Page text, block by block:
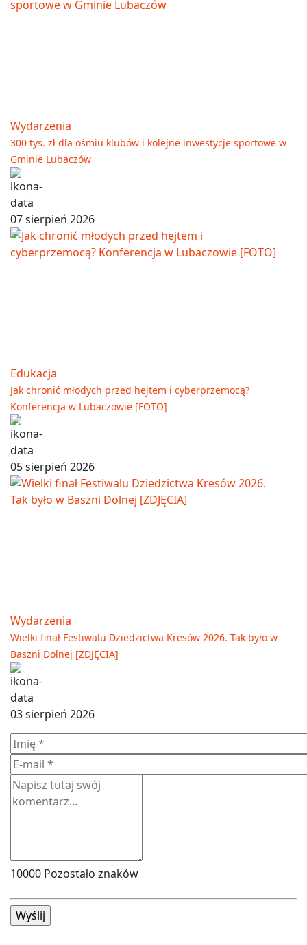
Wydarzenia
300 tys. zł dla ośmiu klubów i kolejne inwestycje sportowe w
Gminie Lubaczów
07 sierpień 2026
Edukacja
Jak chronić młodych przed hejtem i cyberprzemocą?
Konferencja w Lubaczowie [FOTO]
05 sierpień 2026
Wydarzenia
Wielki finał Festiwalu Dziedzictwa Kresów 2026. Tak było w
Baszni Dolnej [ZDJĘCIA]
03 sierpień 2026
10000 Pozostało znaków
Wyślij